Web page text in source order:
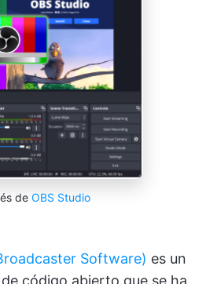
de OBS Studio
Software) es un
código abierto que se ha